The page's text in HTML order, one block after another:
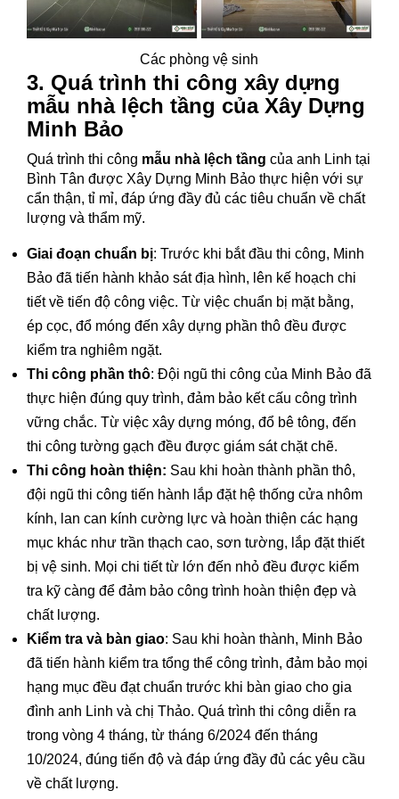
Các phòng vệ sinh
3. Quá trình thi công xây dựng
mẫu nhà lệch tầng của Xây Dựng
Minh Bảo
Quá trình thi công mẫu nhà lệch tầng của anh Linh tại
Bình Tân được Xây Dựng Minh Bảo thực hiện với sự
cẩn thận, tỉ mỉ, đáp ứng đầy đủ các tiêu chuẩn về chất
lượng và thẩm mỹ.
Giai đoạn chuẩn bị: Trước khi bắt đầu thi công, Minh
Bảo đã tiến hành khảo sát địa hình, lên kế hoạch chi
tiết về tiến độ công việc. Từ việc chuẩn bị mặt bằng,
ép cọc, đổ móng đến xây dựng phần thô đều được
kiểm tra nghiêm ngặt.
Thi công phần thô: Đội ngũ thi công của Minh Bảo đã
thực hiện đúng quy trình, đảm bảo kết cấu công trình
vững chắc. Từ việc xây dựng móng, đổ bê tông, đến
thi công tường gạch đều được giám sát chặt chẽ.
Thi công hoàn thiện: Sau khi hoàn thành phần thô,
đội ngũ thi công tiến hành lắp đặt hệ thống cửa nhôm
kính, lan can kính cường lực và hoàn thiện các hạng
mục khác như trần thạch cao, sơn tường, lắp đặt thiết
bị vệ sinh. Mọi chi tiết từ lớn đến nhỏ đều được kiểm
tra kỹ càng để đảm bảo công trình hoàn thiện đẹp và
chất lượng.
Kiểm tra và bàn giao: Sau khi hoàn thành, Minh Bảo
đã tiến hành kiểm tra tổng thể công trình, đảm bảo mọi
hạng mục đều đạt chuẩn trước khi bàn giao cho gia
đình anh Linh và chị Thảo. Quá trình thi công diễn ra
trong vòng 4 tháng, từ tháng 6/2024 đến tháng
10/2024, đúng tiến độ và đáp ứng đầy đủ các yêu cầu
về chất lượng.